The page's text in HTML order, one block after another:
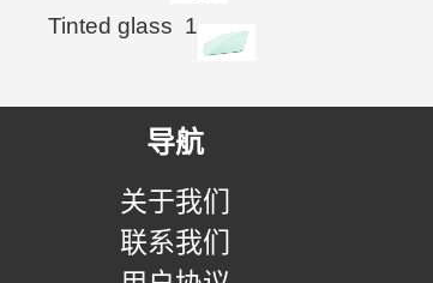
Tinted glass 1
导航
关于我们
联系我们